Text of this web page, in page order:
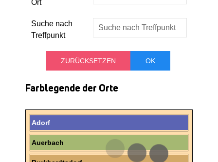
Ort
Suche nach
Treffpunkt
Farblegende der Orte
Adorf
Auerbach